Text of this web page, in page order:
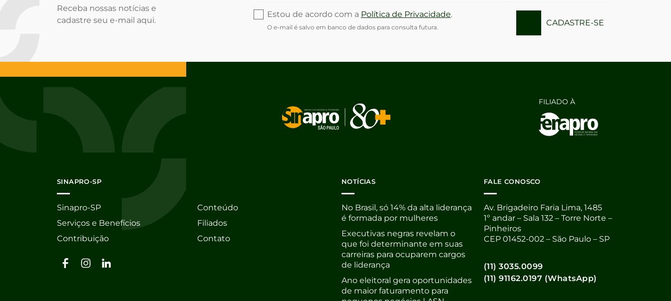
Receba nossas notícias e
cadastre seu e-mail aqui.
Estou de acordo com a Política de Privacidade.
O e-mail é salvo em banco de dados para consulta futura. CADASTRE-SE
FILIADO À
SINAPRO-SP
Sinapro-SP
Serviços e Benefícios
Contribuição
Conteúdo
Filiados
Contato
NOTÍCIAS
No Brasil, só 14% da alta liderança
é formada por mulheres
Executivas negras revelam o
que foi determinante em suas
carreiras para ocuparem cargos
de liderança
Ano eleitoral gera oportunidades
de maior faturamento para
FALE CONOSCO
Av. Brigadeiro Faria Lima, 1485
1º andar – Sala 132 – Torre Norte –
Pinheiros
CEP 01452-002 – São Paulo – SP
(11) 3035.0099
(11) 91162.0197 (WhatsApp)